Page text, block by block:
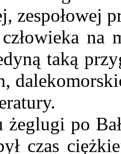
zespołowej
na
taką
żeglugi po
czas